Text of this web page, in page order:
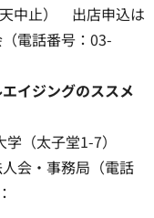
中止） 出店申込は
電話番号：03-
イジングのススメ
学（太子堂1-7）
会・事務局（電話